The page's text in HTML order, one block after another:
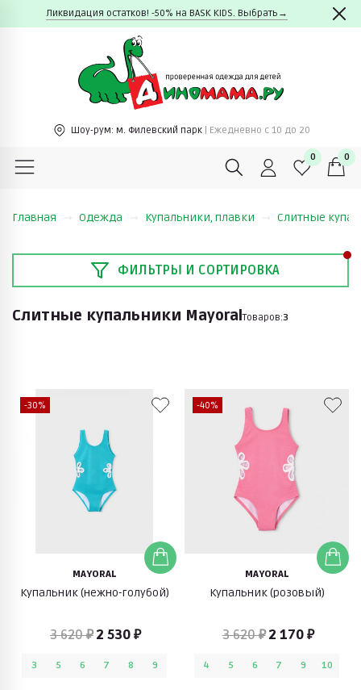
Ликвидация остатков! -50% на BASK KIDS. Выбрать→
Шоу-рум: м. Филевский парк | Ежедневно c 10 до 20
0 0
Главная Одежда Купальники, плавки Слитные
ФИЛЬТРЫ И СОРТИРОВКА
Слитные купальники MayoralТоваров:3
-30%
MAYORAL
Купальник (нежно-голубой)
3 620 ₽ 2 530 ₽
3 5 6 7 8 9
-40%
MAYORAL
Купальник (розовый)
3 620 ₽ 2 170 ₽
4 5 6 7 9 10